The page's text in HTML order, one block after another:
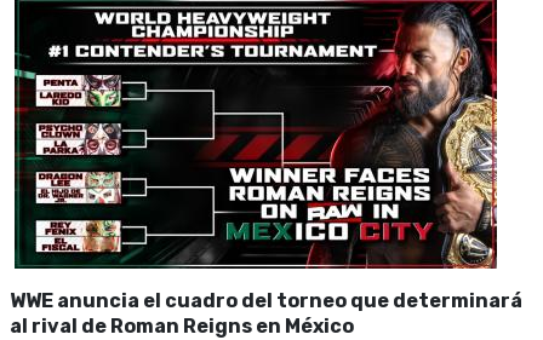
WWE anuncia el cuadro del torneo que determinará
al rival de Roman Reigns en México